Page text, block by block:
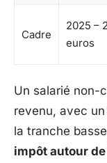
Cadre
2025 –
euros
Un salarié non-
revenu, avec
la tranche
impôt autour